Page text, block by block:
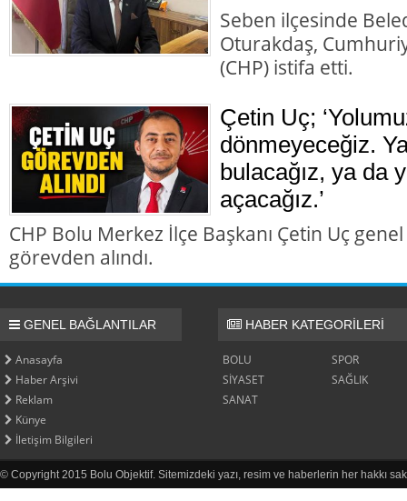
Seben ilçesinde
Oturakdaş,
(CHP) istifa etti.
Çetin Uç;
dönmeyeceğiz.
bulacağız, ya da
açacağız.’
CHP Bolu Merkez İlçe Başkanı Çetin Uç
görevden alındı.
GENEL BAĞLANTILAR
Anasayfa
Haber Arşivi
Reklam
Künye
İletişim Bilgileri
HABER KATEGORİLERİ
BOLU
SPOR
SİYASET
SAĞLIK
SANAT
© Copyright 2015 Bolu Objektif. Sitemizdeki yazı, resim ve haberlerin her hakkı